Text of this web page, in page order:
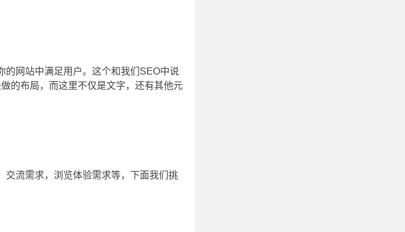
的网站中满足用户。这个和我们SEO中说
的布局，而这里不仅是文字，还有其他元
交流需求，浏览体验需求等，下面我们挑